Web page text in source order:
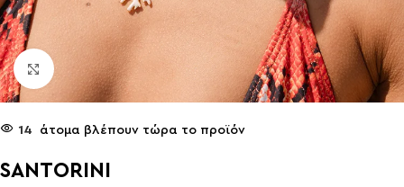
Click to enlarge
14 άτομα βλέπουν τώρα το προϊόν
SANTORINI